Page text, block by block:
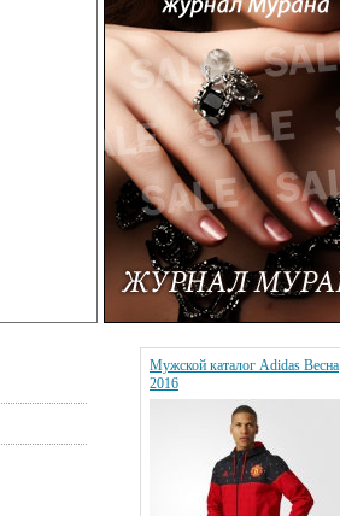
Мужской каталог Adidas Весна
2016